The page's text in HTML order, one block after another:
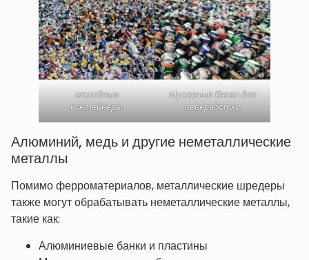
отходные
контейнеры
Мусорные банки для
переработки
Алюминий, медь и другие неметаллические
металлы
Помимо ферроматериалов, металлические шредеры
также могут обрабатывать неметаллические металлы,
такие как:
Алюминиевые банки и пластины